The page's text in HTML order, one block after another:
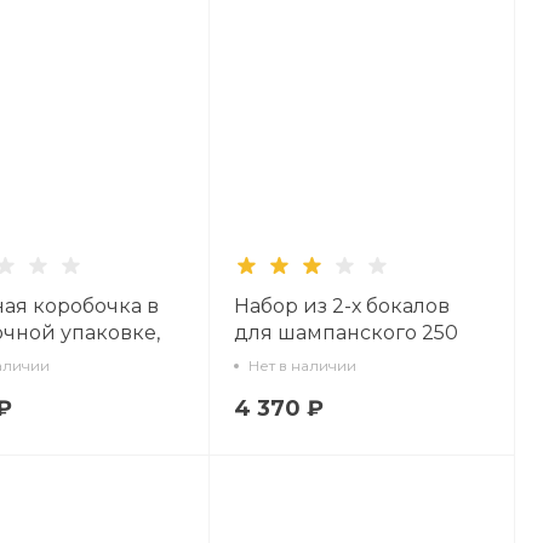
коробочка в
упаковке,
рисунок
Набор из 2-х бокалов
для шампанского 250
мл, в подарочной
Календа арт 14.11462.07
Нет в наличии
4 370 ₽